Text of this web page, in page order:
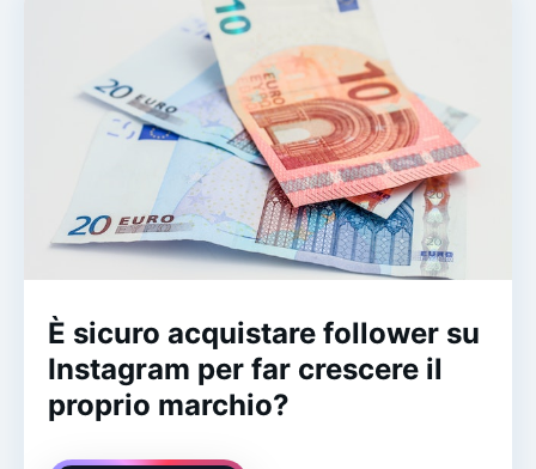
È sicuro acquistare follower su
Instagram per far crescere il
proprio marchio?